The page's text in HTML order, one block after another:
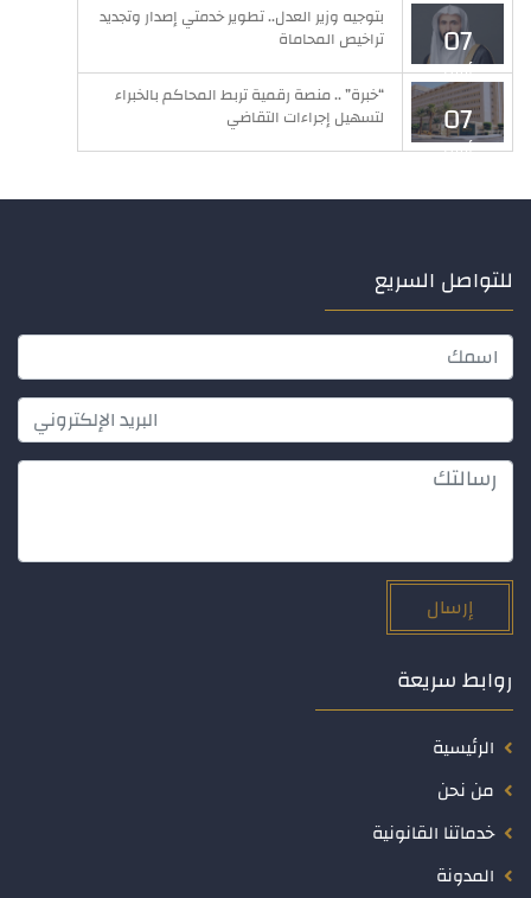
07
أبريل
بتوجيه وزير العدل.. تطوير خدمتي إصدار وتجديد
تراخيص المحاماة
07
أبريل
“خبرة” .. منصة رقمية تربط المحاكم بالخبراء
لتسهيل إجراءات التقاضي
للتواصل السريع
إرسال
روابط سريعة
الرئيسية
من نحن
خدماتنا القانونية
المدونة